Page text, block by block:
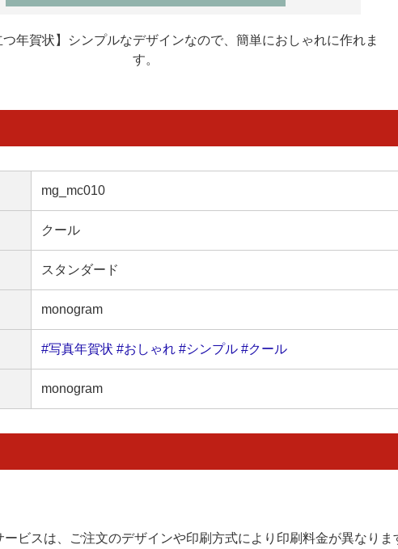
つ年賀状】シンプルなデザインなので、簡単におしゃれに作れま
す。
mg_mc010
クール
スタンダード
monogram
#写真年賀状 #おしゃれ #シンプル #クール
monogram
ービスは、ご注文のデザインや印刷方式により印刷料金が異なり